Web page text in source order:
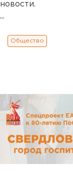
новости.
...
Общество